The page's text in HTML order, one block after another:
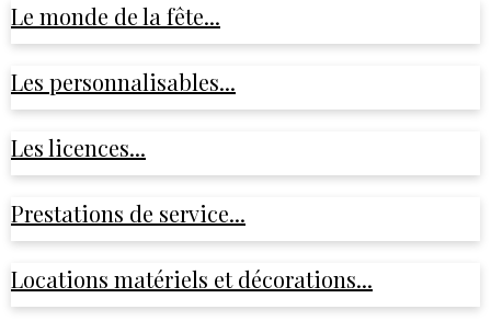
Le monde de la fête...
Les personnalisables...
Les licences...
Prestations de service...
Locations matériels et décorations...